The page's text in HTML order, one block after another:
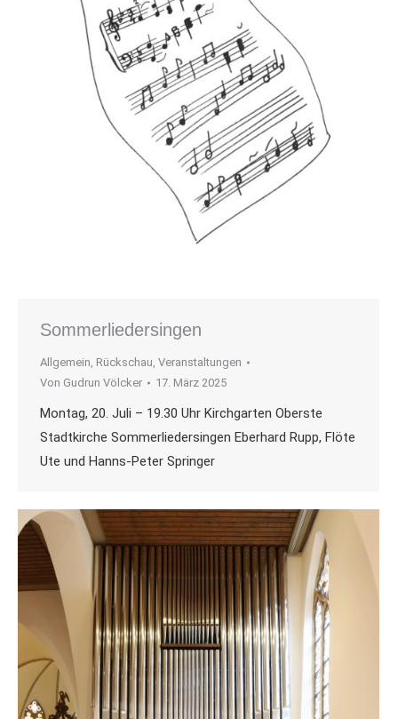
Sommerliedersingen
Allgemein, Rückschau, Veranstaltungen
Von Gudrun Völcker 17. März 2025
Montag, 20. Juli – 19.30 Uhr Kirchgarten Oberste
Stadtkirche Sommerliedersingen Eberhard Rupp, Flöte
Ute und Hanns-Peter Springer